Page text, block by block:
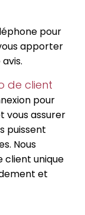
pour
apporter
de client
pour
vous assurer
puissent
Nous
client unique
et